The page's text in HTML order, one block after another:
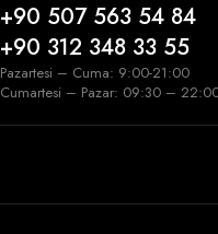
+90 507 563 54 84
+90 312 348 33 55
Pazartesi – Cuma: 9:00-21:00
Cumartesi – Pazar: 09:30 –